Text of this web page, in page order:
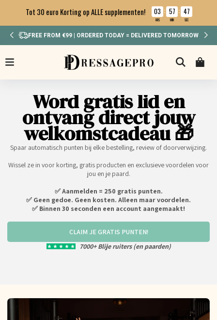
Tot 30 euro Korting op ALLE supplementen! 03 : 57 : 46
HRS MIN SEC
FREE FROM €99 | ORDERED TODAY = DELIVERED TOMORROW
Word gratis lid en
ontvang direct jouw
welkomstcadeau 🎁
Spaar automatisch punten bij elke bestelling, review of doorverwijzing.
Wissel ze in voor korting, gratis producten en exclusieve voordelen voor
jou en je paard.
✅ Aanmelden = 250 gratis punten.
✅ Geen gedoe. Geen kosten. Alleen maar voordelen.
✅ Binnen 30 seconden een account aangemaakt!
CLAIM JE GRATIS PUNTEN!
7000+ Blije ruiters (en paarden)